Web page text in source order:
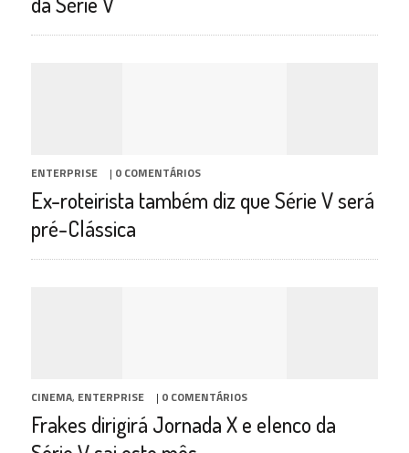
ENTERPRISE | 0 COMENTÁRIOS
Ex-roteirista também diz que Série V será
pré-Clássica
CINEMA, ENTERPRISE | 0 COMENTÁRIOS
Frakes dirigirá Jornada X e elenco da